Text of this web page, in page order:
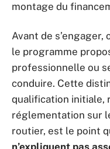
montage du
Avant de
le programme
professionnelle ou
conduire. Cette
qualification initiale,
réglementation sur
routier, est le point
n’expliquent pas